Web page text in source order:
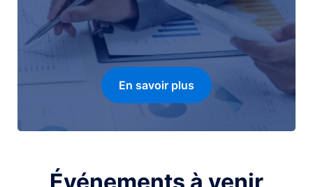
En savoir plus